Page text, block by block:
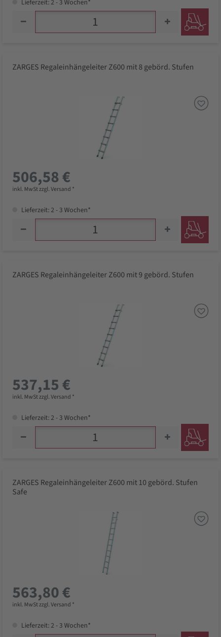
Lieferzeit: 2 - 3 Wochen*
ZARGES Regaleinhängeleiter Z600 mit 8 gebörd. Stufen
506,58 €
inkl. MwSt zzgl. Versand *
Lieferzeit: 2 - 3 Wochen*
ZARGES Regaleinhängeleiter Z600 mit 9 gebörd. Stufen
537,15 €
inkl. MwSt zzgl. Versand *
Lieferzeit: 2 - 3 Wochen*
ZARGES Regaleinhängeleiter Z600 mit 10 gebörd. Stufen
Safe
563,80 €
inkl. MwSt zzgl. Versand *
Lieferzeit: 2 - 3 Wochen*